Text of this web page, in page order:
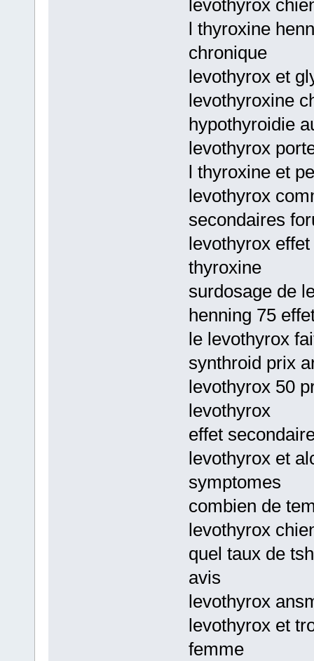
levothyrox
l thyroxine
chronique
levothyrox et
levothyroxine
hypothyroidie
levothyrox
l thyroxine et
levothyrox
secondaires
levothyrox
thyroxine
surdosage de
henning 75
le levothyrox
synthroid prix
levothyrox 50
levothyrox
effet
levothyrox et
symptomes
combien de
levothyrox
quel taux de
avis
levothyrox
levothyrox et
femme